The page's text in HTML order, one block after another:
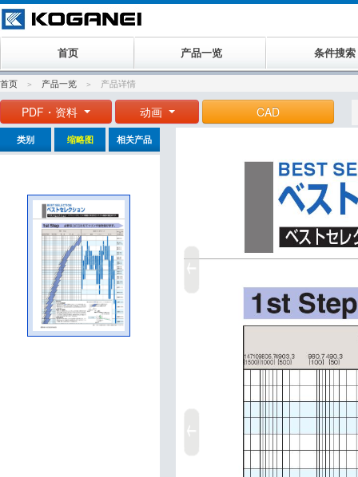
首页 产品一览 条件搜索
首页 产品一览 产品详情
PDF・资料 动画 CAD
类别 缩略图 相关产品